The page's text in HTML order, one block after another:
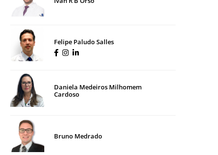
Felipe Paludo Salles
Daniela Medeiros Milhomem
Cardoso
Bruno Medrado